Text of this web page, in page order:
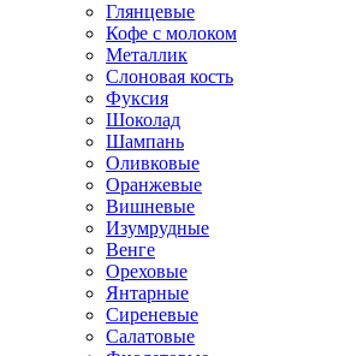
Глянцевые
Кофе с молоком
Металлик
Слоновая кость
Фуксия
Шоколад
Шампань
Оливковые
Оранжевые
Вишневые
Изумрудные
Венге
Ореховые
Янтарные
Сиреневые
Салатовые